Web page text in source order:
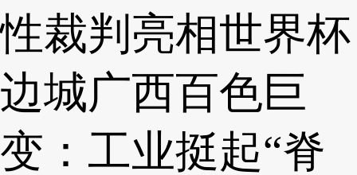
性裁判亮相世界杯
边城广西百色巨
变：工业挺起“脊